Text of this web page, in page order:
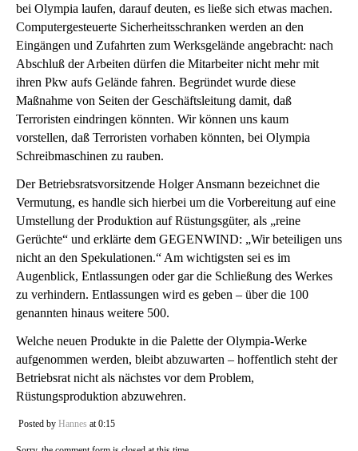
bei Olympia laufen, darauf deuten, es ließe sich etwas machen.
Computergesteuerte Sicherheitsschranken werden an den
Eingängen und Zufahrten zum Werksgelände angebracht: nach
Abschluß der Arbeiten dürfen die Mitarbeiter nicht mehr mit
ihren Pkw aufs Gelände fahren. Begründet wurde diese
Maßnahme von Seiten der Geschäftsleitung damit, daß
Terroristen eindringen könnten. Wir können uns kaum
vorstellen, daß Terroristen vorhaben könnten, bei Olympia
Schreibmaschinen zu rauben.
Der Betriebsratsvorsitzende Holger Ansmann bezeichnet die
Vermutung, es handle sich hierbei um die Vorbereitung auf eine
Umstellung der Produktion auf Rüstungsgüter, als „reine
Gerüchte“ und erklärte dem GEGENWIND: „Wir beteiligen uns
nicht an den Spekulationen.“ Am wichtigsten sei es im
Augenblick, Entlassungen oder gar die Schließung des Werkes
zu verhindern. Entlassungen wird es geben – über die 100
genannten hinaus weitere 500.
Welche neuen Produkte in die Palette der Olympia-Werke
aufgenommen werden, bleibt abzuwarten – hoffentlich steht der
Betriebsrat nicht als nächstes vor dem Problem,
Rüstungsproduktion abzuwehren.
Posted by Hannes at 0:15